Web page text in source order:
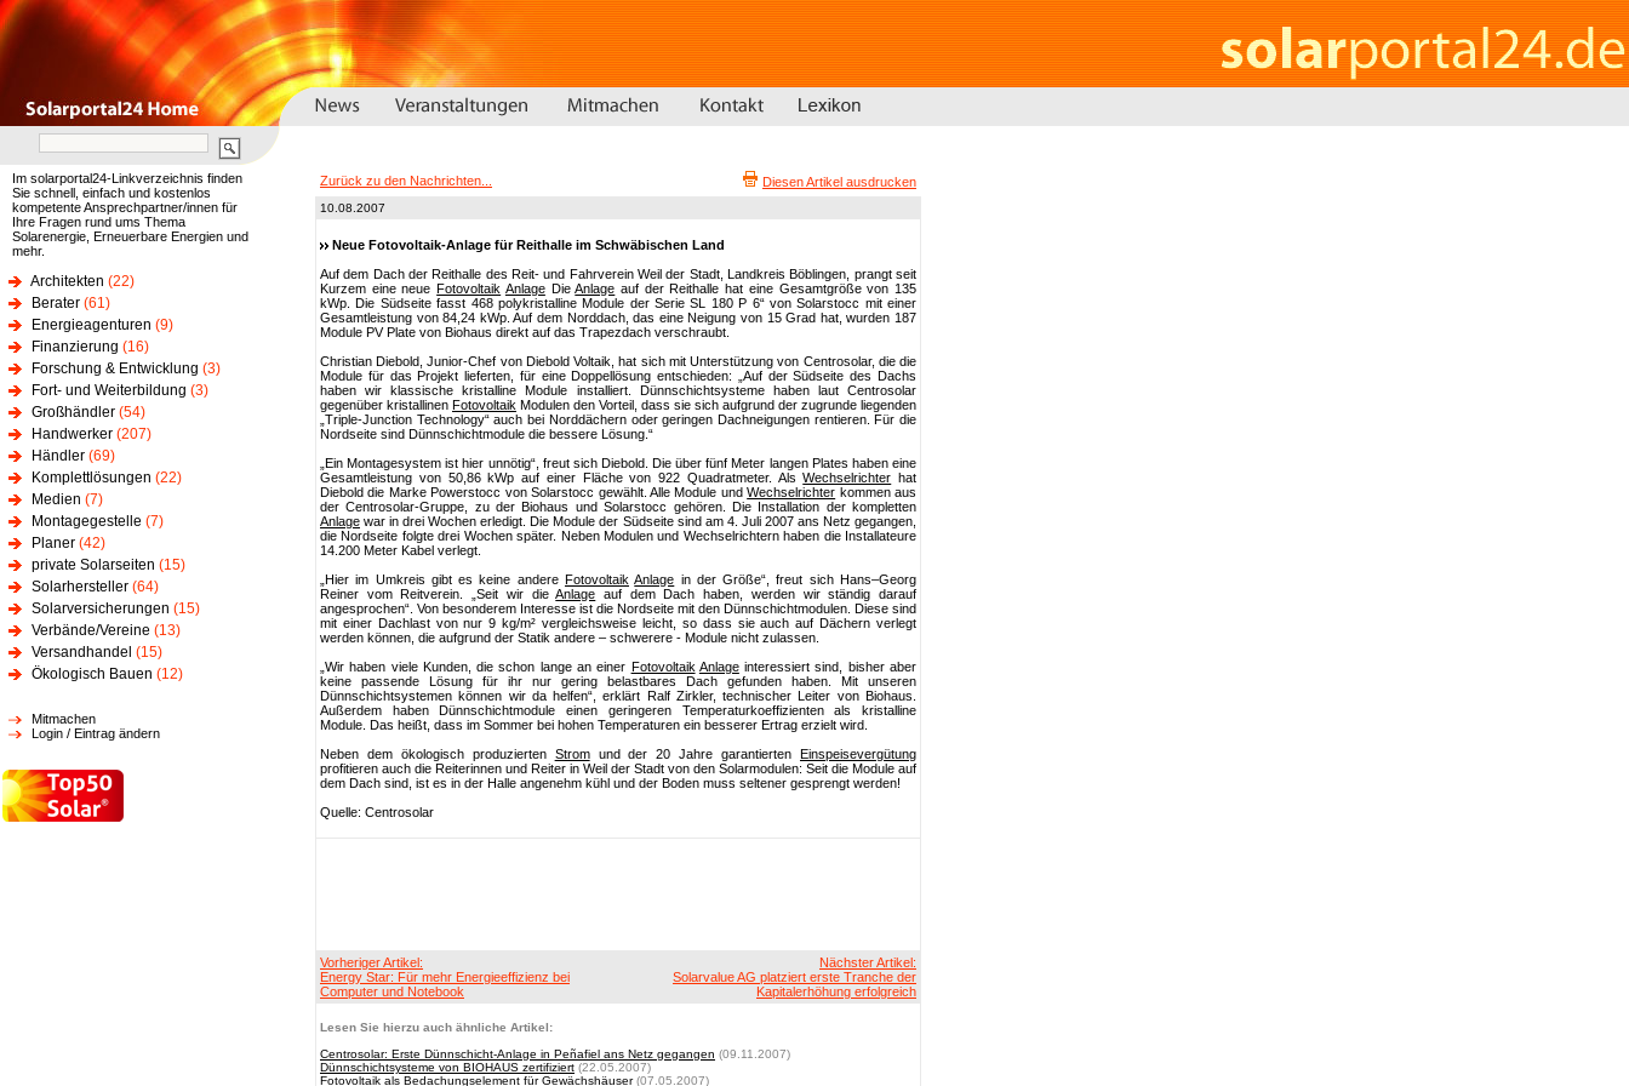
Im solarportal24-Linkverzeichnis finden
Sie schnell, einfach und kostenlos
kompetente Ansprechpartner/innen für
Ihre Fragen rund ums Thema
Solarenergie, Erneuerbare Energien und
mehr.
Architekten (22)
Berater (61)
Energieagenturen (9)
Finanzierung (16)
Forschung & Entwicklung (3)
Fort- und Weiterbildung (3)
Großhändler (54)
Handwerker (207)
Händler (69)
Komplettlösungen (22)
Medien (7)
Montagegestelle (7)
Planer (42)
private Solarseiten (15)
Solarhersteller (64)
Solarversicherungen (15)
Verbände/Vereine (13)
Versandhandel (15)
Ökologisch Bauen (12)
Mitmachen
Login / Eintrag ändern
Zurück zu den Nachrichten... Diesen Artikel ausdrucken
10.08.2007
Neue Fotovoltaik-Anlage für Reithalle im Schwäbischen Land
Auf dem Dach der Reithalle des Reit- und Fahrverein Weil der Stadt, Landkreis Böblingen, prangt seit
Kurzem eine neueFotovoltaik AnlageDieAnlage auf der Reithalle hat eine Gesamtgröße von 135
kWp. Die Südseite fasst 468 polykristalline Module der Serie SL 180 P 6“ von Solarstocc mit einer
Gesamtleistung von 84,24 kWp. Auf dem Norddach, das eine Neigung von 15 Grad hat, wurden 187
Module PV Plate von Biohaus direkt auf das Trapezdach verschraubt.
Christian Diebold, Junior-Chef von Diebold Voltaik, hat sich mit Unterstützung von Centrosolar, die die
Module für das Projekt lieferten, für eine Doppellösung entschieden: „Auf der Südseite des Dachs
haben wir klassische kristalline Module installiert. Dünnschichtsysteme haben laut Centrosolar
gegenüber kristallinen Fotovoltaik Modulen den Vorteil, dass sie sich aufgrund der zugrunde liegenden
„Triple-Junction Technology“ auch bei Norddächern oder geringen Dachneigungen rentieren. Für die
Nordseite sind Dünnschichtmodule die bessere Lösung.“
„Ein Montagesystem ist hier unnötig“, freut sich Diebold. Die über fünf Meter langen Plates haben eine
Gesamtleistung von 50,86 kWp auf einer Fläche von 922 Quadratmeter. AlsWechselrichter hat
Diebold die Marke Powerstocc von Solarstocc gewählt. Alle Module undWechselrichter kommen aus
der Centrosolar-Gruppe, zu der Biohaus und Solarstocc gehören. Die Installation der kompletten
Anlage war in drei Wochen erledigt. Die Module der Südseite sind am 4. Juli 2007 ans Netz gegangen,
die Nordseite folgte drei Wochen später. Neben Modulen und Wechselrichtern haben die Installateure
14.200 Meter Kabel verlegt.
„Hier im Umkreis gibt es keine andere Fotovoltaik Anlage in der Größe“, freut sich Hans–Georg
Reiner vom Reitverein. „Seit wir dieAnlage auf dem Dach haben, werden wir ständig darauf
angesprochen“. Von besonderem Interesse ist die Nordseite mit den Dünnschichtmodulen. Diese sind
mit einer Dachlast von nur 9 kg/m² vergleichsweise leicht, so dass sie auch auf Dächern verlegt
werden können, die aufgrund der Statik andere – schwerere - Module nicht zulassen.
„Wir haben viele Kunden, die schon lange an einer Fotovoltaik Anlageinteressiert sind, bisher aber
keine passende Lösung für ihr nur gering belastbares Dach gefunden haben. Mit unseren
Dünnschichtsystemen können wir da helfen“, erklärt Ralf Zirkler, technischer Leiter von Biohaus.
Außerdem haben Dünnschichtmodule einen geringeren Temperaturkoeffizienten als kristalline
Module. Das heißt, dass im Sommer bei hohen Temperaturen ein besserer Ertrag erzielt wird.
Neben dem ökologisch produzierten Stromund der 20 Jahre garantiertenEinspeisevergütung
profitieren auch die Reiterinnen und Reiter in Weil der Stadt von den Solarmodulen: Seit die Module auf
dem Dach sind, ist es in der Halle angenehm kühl und der Boden muss seltener gesprengt werden!
Quelle: Centrosolar
Vorheriger Artikel:
Energy Star: Für mehr Energieeffizienz bei
Computer und Notebook
Nächster Artikel:
Solarvalue AG platziert erste Tranche der
Kapitalerhöhung erfolgreich
Lesen Sie hierzu auch ähnliche Artikel:
Centrosolar: Erste Dünnschicht-Anlage in Peñafiel ans Netz gegangen (09.11.2007)
Dünnschichtsysteme von BIOHAUS zertifiziert (22.05.2007)
Fotovoltaik als Bedachungselement für Gewächshäuser(07.05.2007)